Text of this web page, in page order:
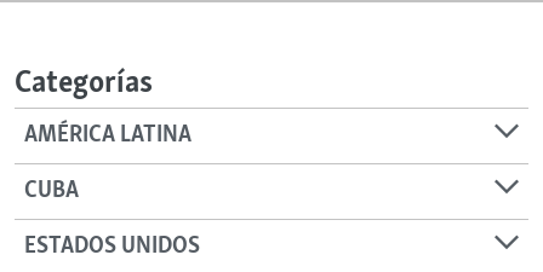
Categorías
AMÉRICA LATINA
CUBA
ESTADOS UNIDOS